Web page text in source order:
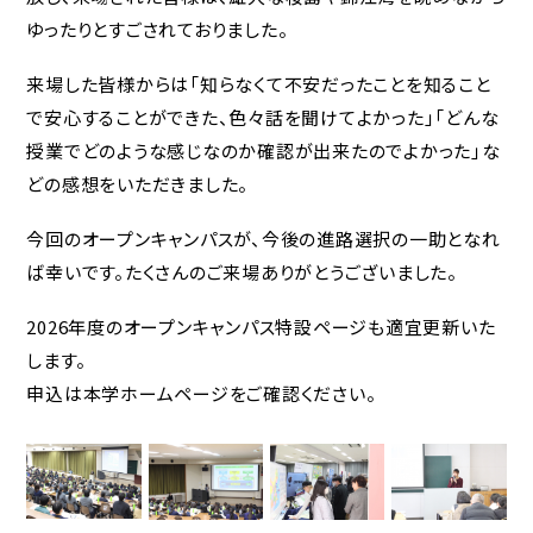
ゆったりとすごされておりました。
来場した皆様からは「知らなくて不安だったことを知ること
で安心することができた、色々話を聞けてよかった」「どんな
授業でどのような感じなのか確認が出来たのでよかった」な
どの感想をいただきました。
今回のオープンキャンパスが、今後の進路選択の一助となれ
ば幸いです。たくさんのご来場ありがとうございました。
2026年度のオープンキャンパス特設ページも適宜更新いた
します。
申込は本学ホームページをご確認ください。